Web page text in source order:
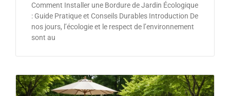
Comment Installer une Bordure de Jardin Écologique
: Guide Pratique et Conseils Durables Introduction De
nos jours, l’écologie et le respect de l’environnement
sont au